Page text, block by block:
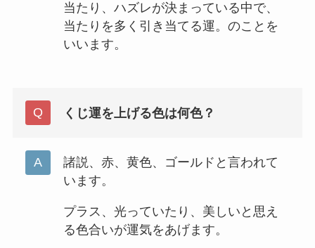
当たり、ハズレが決まっている中で、
当たりを多く引き当てる運。のことを
いいます。
くじ運を上げる色は何色？
諸説、赤、黄色、ゴールドと言われて
います。
プラス、光っていたり、美しいと思え
る色合いが運気をあげます。